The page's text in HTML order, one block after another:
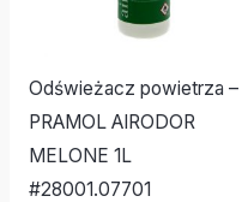
Odświeżacz powietrza –
PRAMOL AIRODOR
MELONE 1L
#28001.07701